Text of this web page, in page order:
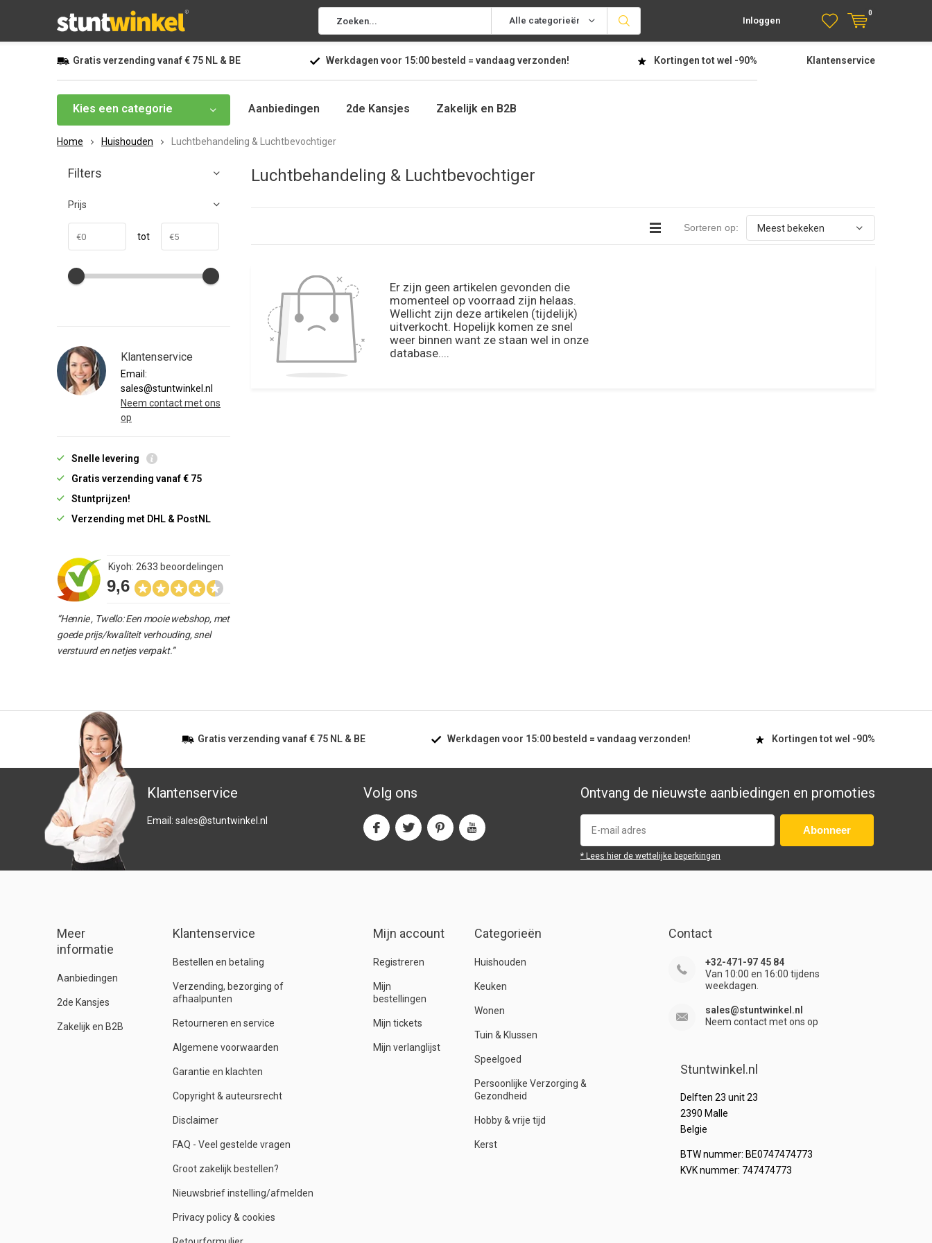
Alle categorieën Inloggen
0
Gratis verzending vanaf€ 75 NL & BE Werkdagen voor 15:00besteld = vandaag verzonden! Kortingen tot wel -90% Klantenservice
Kies een categorie Aanbiedingen 2de Kansjes Zakelijk en B2B
Home Huishouden Luchtbehandeling & Luchtbevochtiger
Luchtbehandeling & Luchtbevochtiger
Sorteren op:
Er zijn geen artikelen gevonden die
momenteel op voorraad zijn helaas.
Wellicht zijn deze artikelen (tijdelijk)
uitverkocht. Hopelijk komen ze snel
weer binnen want ze staan wel in onze
database....
Filters
Prijs
tot
Klantenservice
Email:
sales@stuntwinkel.nl
Neem contact met ons
op
Snelle levering
Gratis verzending vanaf € 75
Stuntprijzen!
Verzending met DHL & PostNL
9,6
Kiyoh: 2633 beoordelingen
“Hennie , Twello: Een mooie webshop, met
goede prijs/kwaliteit verhouding, snel
verstuurd en netjes verpakt.”
Gratis verzending vanaf€ 75 NL & BE Werkdagen voor 15:00besteld = vandaag verzonden! Kortingen tot wel -90%
Klantenservice
Email: sales@stuntwinkel.nl
Volg ons Ontvang de nieuwste aanbiedingen en promoties
Abonneer
* Lees hier de wettelijke beperkingen
Meer
informatie
Aanbiedingen
2de Kansjes
Zakelijk en B2B
Klantenservice
Bestellen en betaling
Verzending, bezorging of
afhaalpunten
Retourneren en service
Algemene voorwaarden
Garantie en klachten
Copyright & auteursrecht
Disclaimer
FAQ - Veel gestelde vragen
Groot zakelijk bestellen?
Nieuwsbrief instelling/afmelden
Privacy policy & cookies
Mijn account
Registreren
Mijn
bestellingen
Mijn tickets
Mijn verlanglijst
Categorieën
Huishouden
Keuken
Wonen
Tuin & Klussen
Speelgoed
Persoonlijke Verzorging &
Gezondheid
Hobby & vrije tijd
Kerst
Contact
+32-471-97 45 84
Van 10:00 en 16:00 tijdens
weekdagen.
sales@stuntwinkel.nl
Neem contact met ons op
Stuntwinkel.nl
Delften 23 unit 23
2390 Malle
Belgie
BTW nummer: BE0747474773
KVK nummer: 747474773